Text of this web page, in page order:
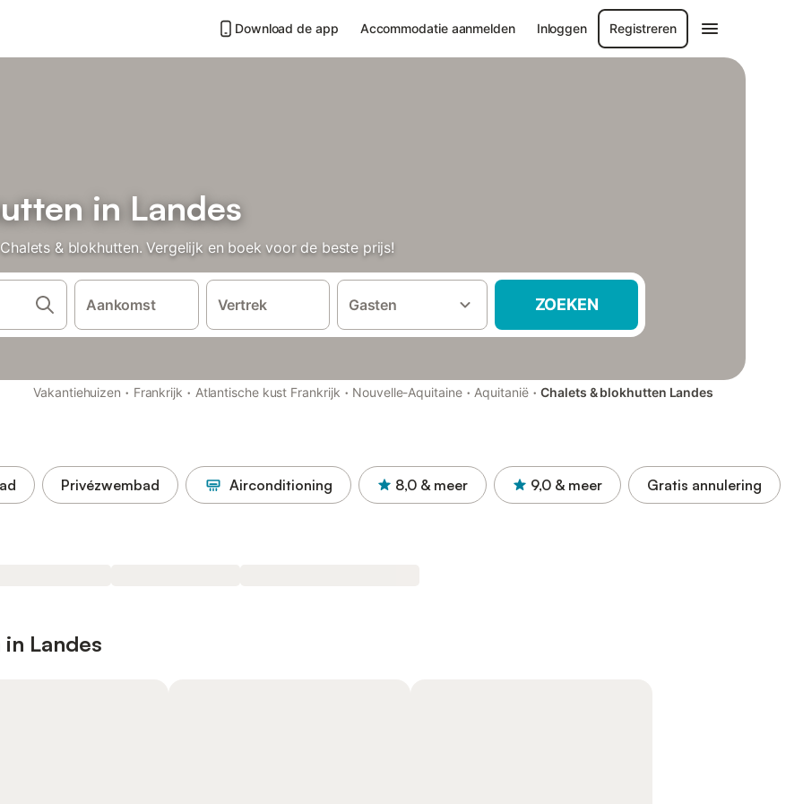
Download de app Accommodatie aanmelden Inloggen Registreren
in Landes
& blokhutten. Vergelijk en boek voor de beste prijs!
Aankomst Vertrek Gasten ZOEKEN
Vakantiehuizen · Frankrijk · Atlantische kust Frankrijk · Nouvelle-Aquitaine · Aquitanië · Chalets & blokhutten Landes
Privézwembad Airconditioning 8,0 & meer 9,0 & meer Gratis annulering
Landes